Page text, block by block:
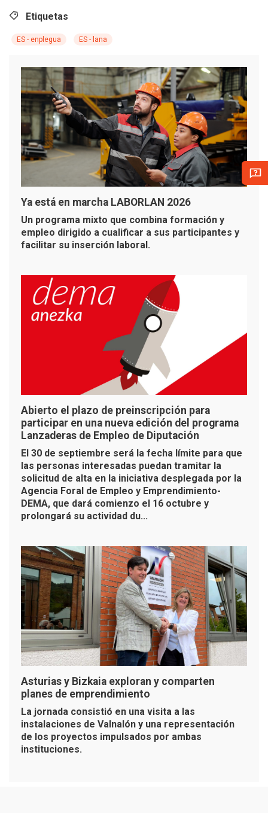
Etiquetas
ES - enplegua ES - lana
Ya está en marcha LABORLAN 2026
Un programa mixto que combina formación y
empleo dirigido a cualificar a sus participantes y
facilitar su inserción laboral.
Abierto el plazo de preinscripción para
participar en una nueva edición del programa
Lanzaderas de Empleo de Diputación
El 30 de septiembre será la fecha límite para que
las personas interesadas puedan tramitar la
solicitud de alta en la iniciativa desplegada por la
Agencia Foral de Empleo y Emprendimiento-
DEMA, que dará comienzo el 16 octubre y
prolongará su actividad du...
Asturias y Bizkaia exploran y comparten
planes de emprendimiento
La jornada consistió en una visita a las
instalaciones de Valnalón y una representación
de los proyectos impulsados por ambas
instituciones.